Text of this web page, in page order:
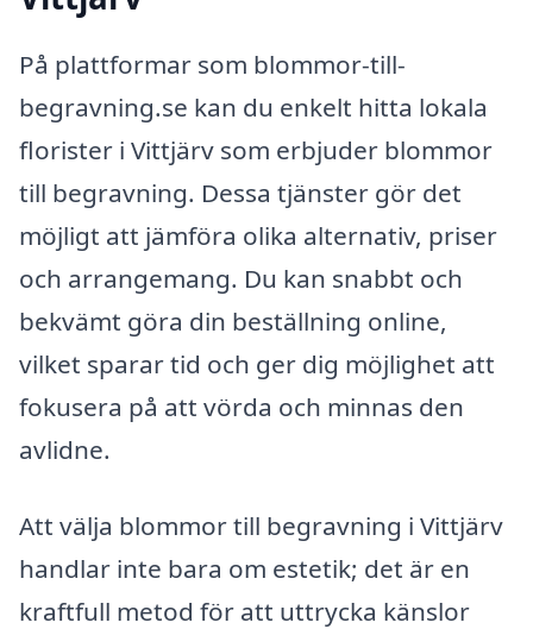
På plattformar som blommor-till-
begravning.se kan du enkelt hitta lokala
florister i Vittjärv som erbjuder blommor
till begravning. Dessa tjänster gör det
möjligt att jämföra olika alternativ, priser
och arrangemang. Du kan snabbt och
bekvämt göra din beställning online,
vilket sparar tid och ger dig möjlighet att
fokusera på att vörda och minnas den
avlidne.
Att välja blommor till begravning i Vittjärv
handlar inte bara om estetik; det är en
kraftfull metod för att uttrycka känslor